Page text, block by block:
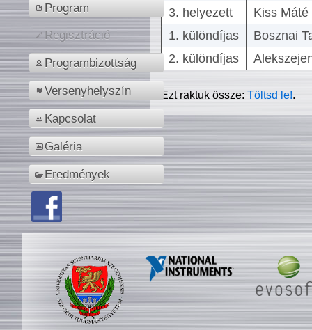
Program
Regisztráció
Programbizottság
Versenyhelyszín
Kapcsolat
Galéria
Eredmények
3. helyezett
Kiss
1. különdíjas
Bosznai
2. különdíjas
Ezt raktuk össze:Töltsd le!.